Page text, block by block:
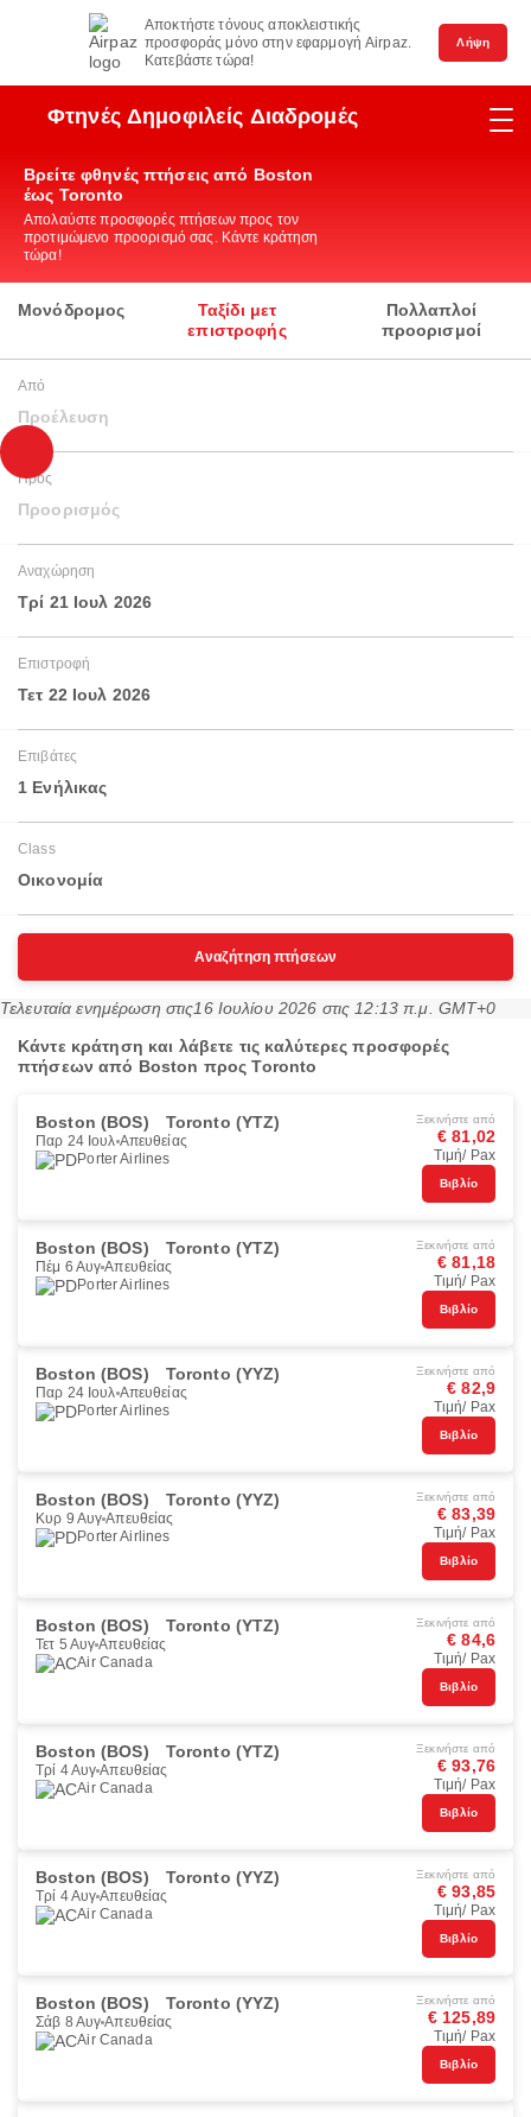
Αποκτήστε τόνους αποκλειστικής
προσφοράς μόνο στην εφαρμογή Airpaz.
Κατεβάστε τώρα!
Λήψη
Φτηνές Δημοφιλείς Διαδρομές
Βρείτε φθηνές πτήσεις από Boston
έως Toronto
Απολαύστε προσφορές πτήσεων προς τον
προτιμώμενο προορισμό σας. Κάντε κράτηση
τώρα!
Μονόδρομος
Ταξίδι μετ
επιστροφής
Πολλαπλοί
προορισμοί
Από
Προέλευση
Προς
Προορισμός
Αναχώρηση
Τρί 21 Ιουλ 2026
Επιστροφή
Τετ 22 Ιουλ 2026
Επιβάτες
1 Ενήλικας
Class
Οικονομία
Αναζήτηση πτήσεων
Τελευταία ενημέρωση στις16 Ιουλίου 2026 στις 12:13 π.μ. GMT+0
Κάντε κράτηση και λάβετε τις καλύτερες προσφορές
πτήσεων από Boston προς Toronto
Boston (BOS) Toronto (YTZ)
Παρ 24 Ιουλ Απευθείας
Porter Airlines
Ξεκινήστε από
€ 81,02
Τιμή/ Pax
Βιβλίο
Boston (BOS) Toronto (YTZ)
Πέμ 6 Αυγ Απευθείας
Porter Airlines
Ξεκινήστε από
€ 81,18
Τιμή/ Pax
Βιβλίο
Boston (BOS) Toronto (YYZ)
Παρ 24 Ιουλ Απευθείας
Porter Airlines
Ξεκινήστε από
€ 82,9
Τιμή/ Pax
Βιβλίο
Boston (BOS) Toronto (YYZ)
Κυρ 9 Αυγ Απευθείας
Porter Airlines
Ξεκινήστε από
€ 83,39
Τιμή/ Pax
Βιβλίο
Boston (BOS) Toronto (YTZ)
Τετ 5 Αυγ Απευθείας
Air Canada
Ξεκινήστε από
€ 84,6
Τιμή/ Pax
Βιβλίο
Boston (BOS) Toronto (YTZ)
Τρί 4 Αυγ Απευθείας
Air Canada
Ξεκινήστε από
€ 93,76
Τιμή/ Pax
Βιβλίο
Boston (BOS) Toronto (YYZ)
Τρί 4 Αυγ Απευθείας
Air Canada
Ξεκινήστε από
€ 93,85
Τιμή/ Pax
Βιβλίο
Boston (BOS) Toronto (YYZ)
Σάβ 8 Αυγ Απευθείας
Air Canada
Ξεκινήστε από
€ 125,89
Τιμή/ Pax
Βιβλίο